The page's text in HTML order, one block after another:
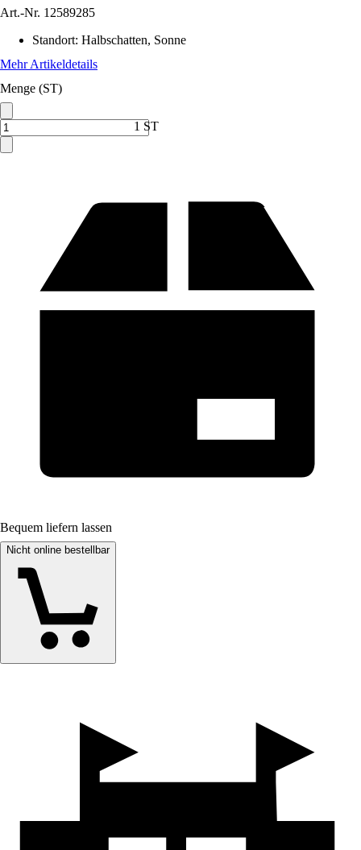
Art.-Nr. 12589285
Standort: Halbschatten, Sonne
Mehr Artikeldetails
Menge (ST)
1 ST
Bequem liefern lassen
Nicht online bestellbar